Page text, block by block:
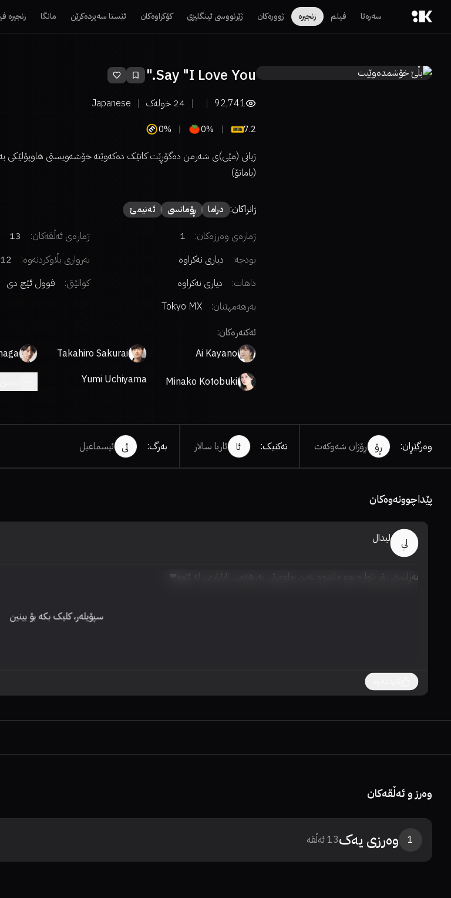
سەرەتا فیلم زنجیرە ژوورەکان ژێرنووسی ئینگلیزی کۆکراوەکان ئێستا سەیردەکرێن مانگا زنجیرە
Say "I Love You."
92,741
24 خولەک Japanese
7.2
0%
0%
ژیانی (مێی)ی شەرمن دەگۆڕێت کاتێک دەکەوێتە خۆشەویستی هاوپۆلێکی
(یاماتۆ)
ژانراکان: دراما ڕۆمانسی ئەنیمێ
ژمارەی وەرزەکان: 1 ژمارەی ئەڵقەکان:
13
بودجە:
دیاری نەکراوە بەرواری بڵاوکردنەوە:
07
داهات:
دیاری نەکراوە کوالێتی:
فوول ئێچ دی
بەرهەمهێنان:
Tokyo MX
ئەکتەرەکان:
Ai Kayano
Takahiro Sakurai
Minako Kotobuki
Yumi Uchiyama
وەرگێڕان: ڕۆ ڕۆژان شەوکەت تەکنیک: ئا ئاریا سالار بەرگ: ئی ئیسماعیل
پێداچوونەوەکان
لي ليدال
سپۆیلەر، کلیک بکە بۆ بینین
بەڕاستی زۆر ناوازە بوو ماندوو نەبن چاوەڕێی بەرهەمی نایابترین لە ئێوە❤
وەرز و ئەڵقەکان
1 وەرزی یەک13ئەڵقە